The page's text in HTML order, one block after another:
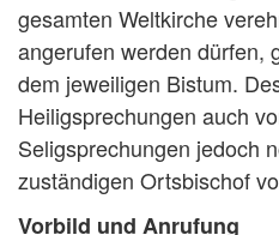
gesamten Weltkirche
angerufen werden dürfen,
dem jeweiligen Bistum.
Heiligsprechungen auch
Seligsprechungen jedoch
zuständigen Ortsbischof
Vorbild und Anrufung